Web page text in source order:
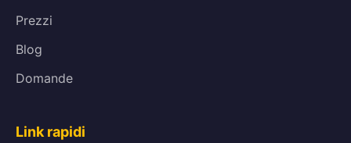
Prezzi
Blog
Domande
Link rapidi